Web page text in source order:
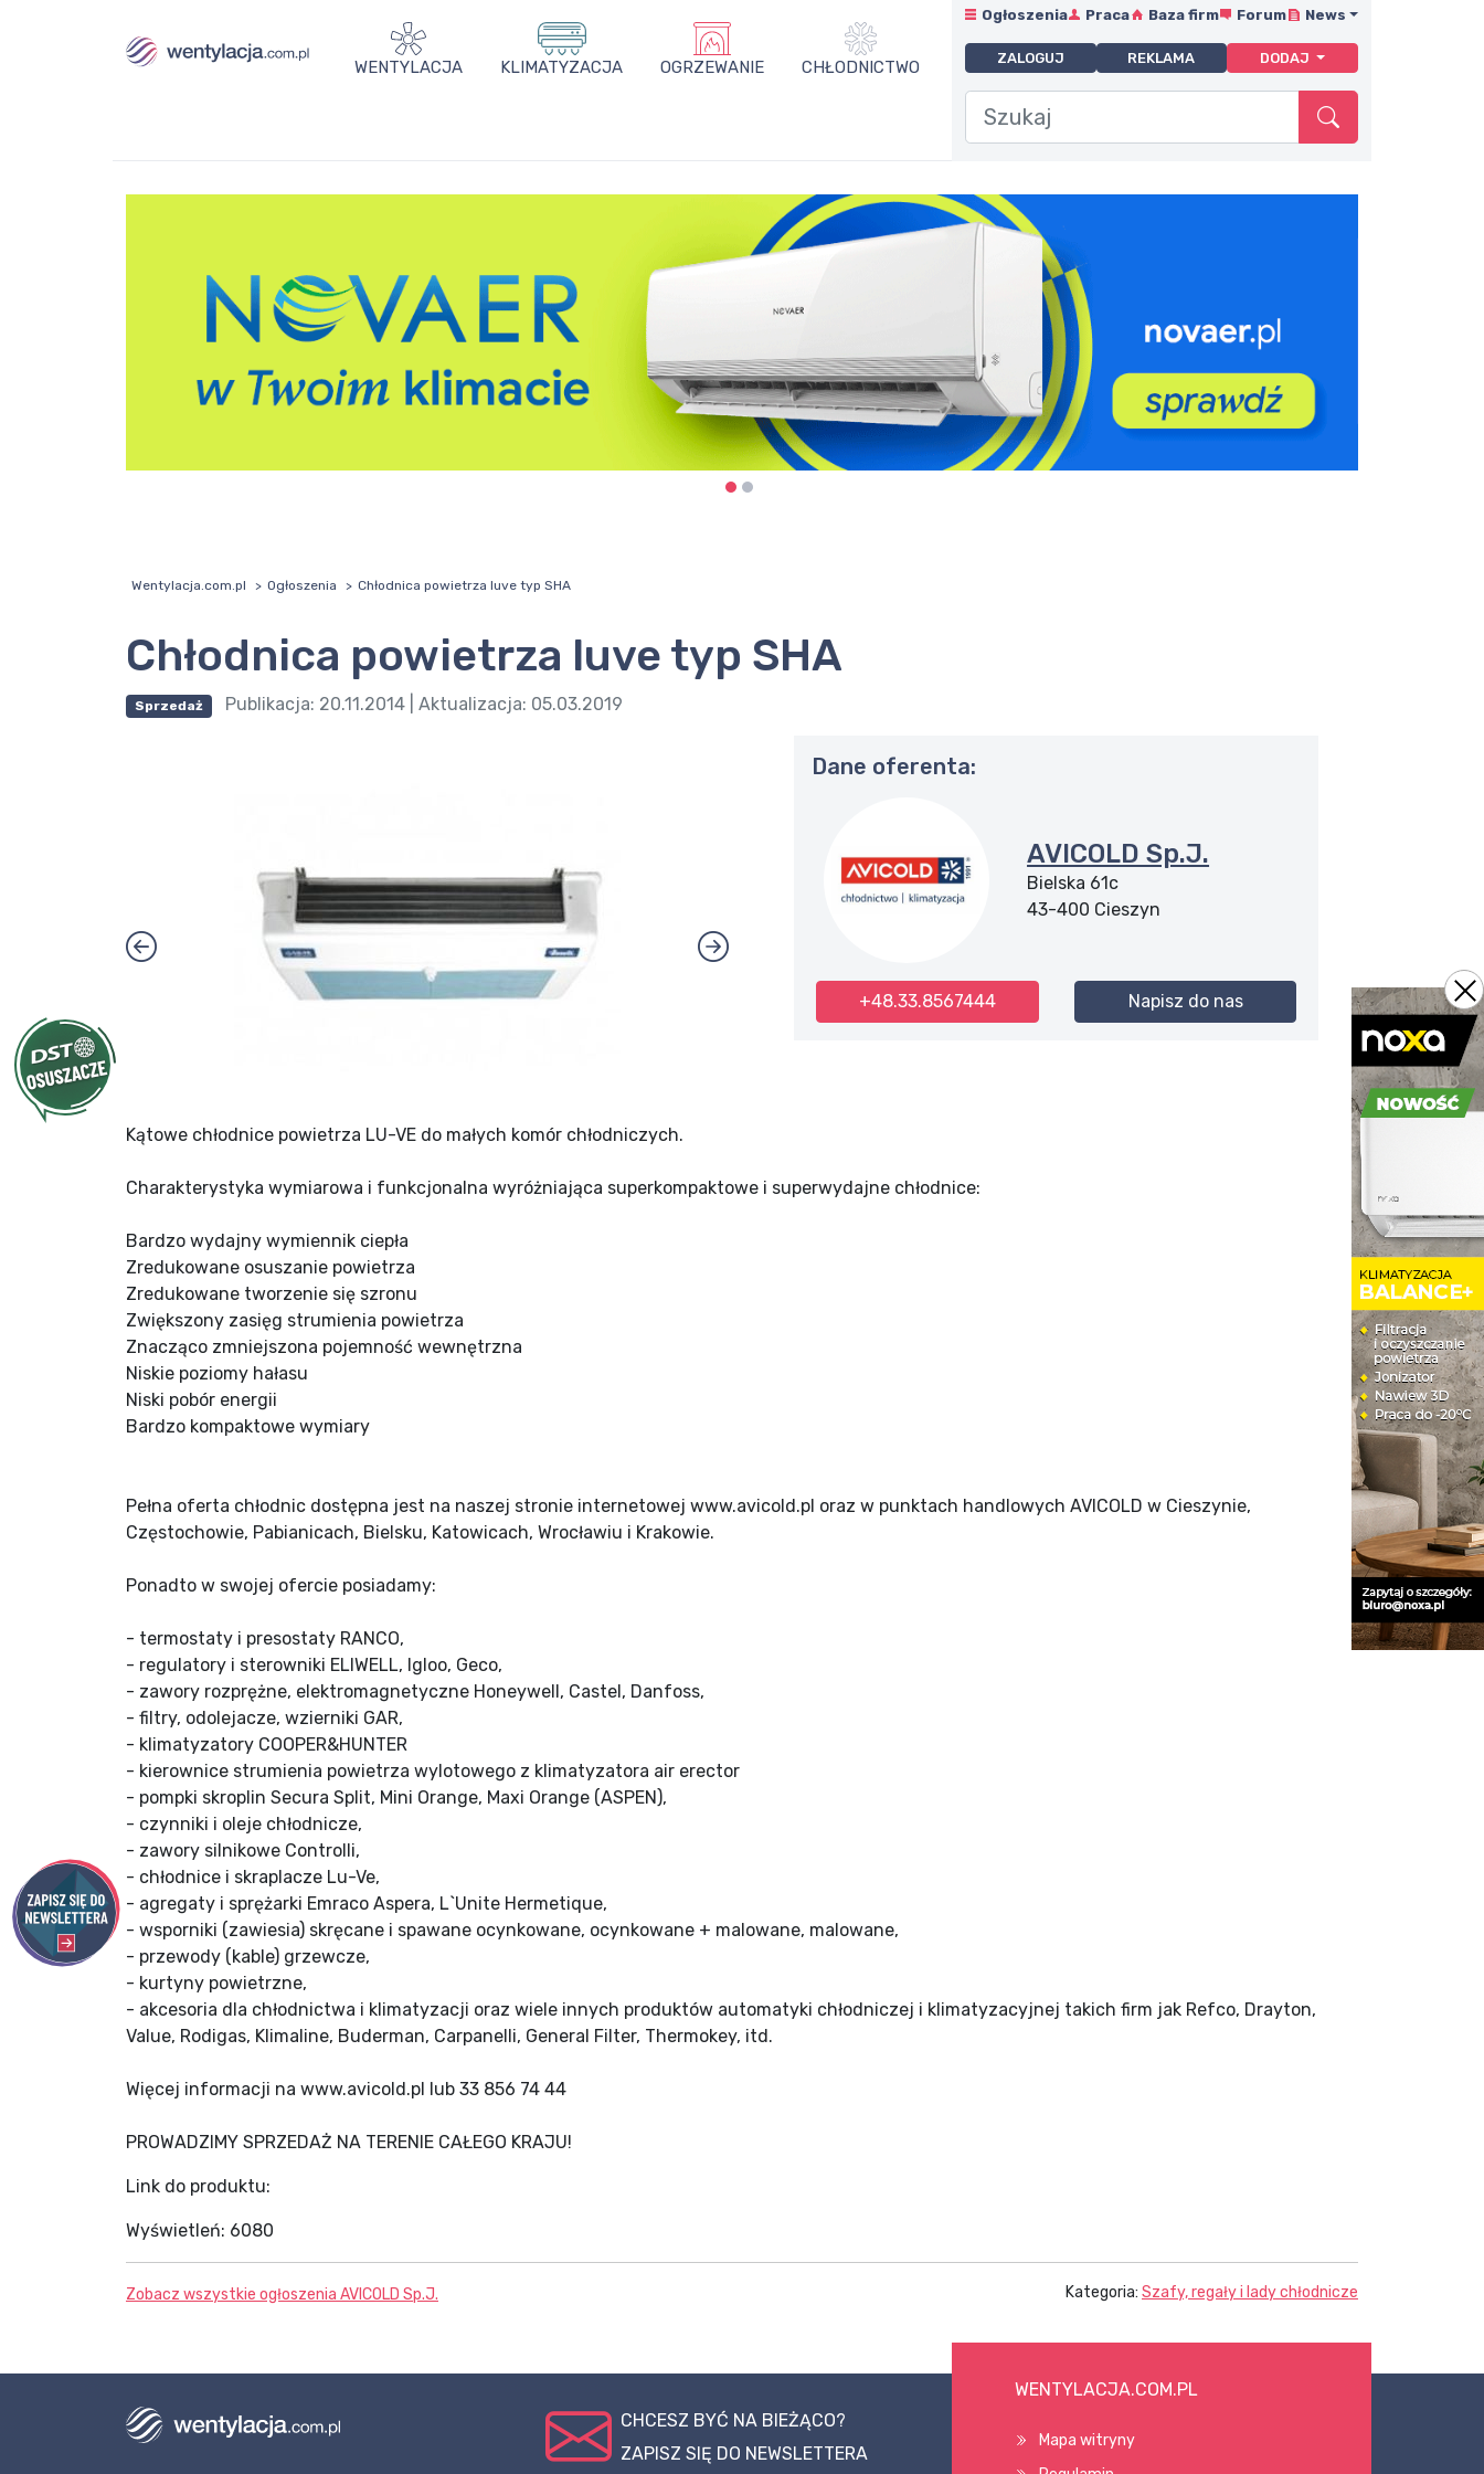
WENTYLACJA KLIMATYZACJA OGRZEWANIE CHŁODNICTWO
Ogłoszenia Praca Baza firm Forum News
ZALOGUJ REKLAMA DODAJ
Wentylacja.com.pl Ogłoszenia Chłodnica powietrza luve typ SHA
Chłodnica powietrza luve typ SHA
Sprzedaż Publikacja: 20.11.2014 | Aktualizacja: 05.03.2019
Dane oferenta:
AVICOLD Sp.J.
Bielska 61c
43-400 Cieszyn
+48.33.8567444 Napisz do nas
Kątowe chłodnice powietrza LU-VE do małych komór chłodniczych.
Charakterystyka wymiarowa i funkcjonalna wyróżniająca superkompaktowe i superwydajne chłodnice:
Bardzo wydajny wymiennik ciepła
Zredukowane osuszanie powietrza
Zredukowane tworzenie się szronu
Zwiększony zasięg strumienia powietrza
Znacząco zmniejszona pojemność wewnętrzna
Niskie poziomy hałasu
Niski pobór energii
Bardzo kompaktowe wymiary
Pełna oferta chłodnic dostępna jest na naszej stronie internetowej www.avicold.pl oraz w punktach handlowych AVICOLD w Cieszynie,
Częstochowie, Pabianicach, Bielsku, Katowicach, Wrocławiu i Krakowie.
Ponadto w swojej ofercie posiadamy:
- termostaty i presostaty RANCO,
- regulatory i sterowniki ELIWELL, Igloo, Geco,
- zawory rozprężne, elektromagnetyczne Honeywell, Castel, Danfoss,
- filtry, odolejacze, wzierniki GAR,
- klimatyzatory COOPER&HUNTER
- kierownice strumienia powietrza wylotowego z klimatyzatora air erector
- pompki skroplin Secura Split, Mini Orange, Maxi Orange (ASPEN),
- czynniki i oleje chłodnicze,
- zawory silnikowe Controlli,
- chłodnice i skraplacze Lu-Ve,
- agregaty i sprężarki Emraco Aspera, L`Unite Hermetique,
- wsporniki (zawiesia) skręcane i spawane ocynkowane, ocynkowane + malowane, malowane,
- przewody (kable) grzewcze,
- kurtyny powietrzne,
- akcesoria dla chłodnictwa i klimatyzacji oraz wiele innych produktów automatyki chłodniczej i klimatyzacyjnej takich firm jak Refco, Drayton,
Value, Rodigas, Klimaline, Buderman, Carpanelli, General Filter, Thermokey, itd.
Więcej informacji na www.avicold.pl lub 33 856 74 44
PROWADZIMY SPRZEDAŻ NA TERENIE CAŁEGO KRAJU!
Link do produktu:
Wyświetleń: 6080
Zobacz wszystkie ogłoszenia AVICOLD Sp.J. Kategoria: Szafy, regały i lady chłodnicze
CHCESZ BYĆ NA BIEŻĄCO?
ZAPISZ SIĘ DO NEWSLETTERA
WENTYLACJA.COM.PL
Mapa witryny